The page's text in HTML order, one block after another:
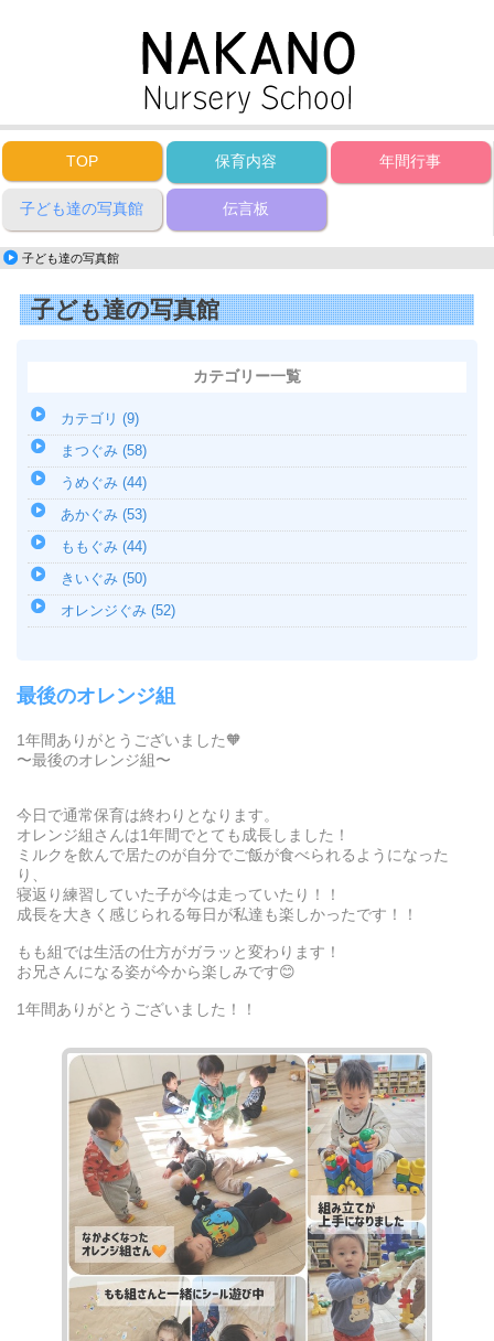
TOP 保育内容 年間行事
子ども達の写真館 伝言板
子ども達の写真館
子ども達の写真館
カテゴリー一覧
カテゴリ (9)
まつぐみ (58)
うめぐみ (44)
あかぐみ (53)
ももぐみ (44)
きいぐみ (50)
オレンジぐみ (52)
最後のオレンジ組
1年間ありがとうございました🧡
〜最後のオレンジ組〜
今日で通常保育は終わりとなります。
オレンジ組さんは1年間でとても成長しました！
ミルクを飲んで居たのが自分でご飯が食べられるようになった
り、
寝返り練習していた子が今は走っていたり！！
成長を大きく感じられる毎日が私達も楽しかったです！！
もも組では生活の仕方がガラッと変わります！
お兄さんになる姿が今から楽しみです😊
1年間ありがとうございました！！